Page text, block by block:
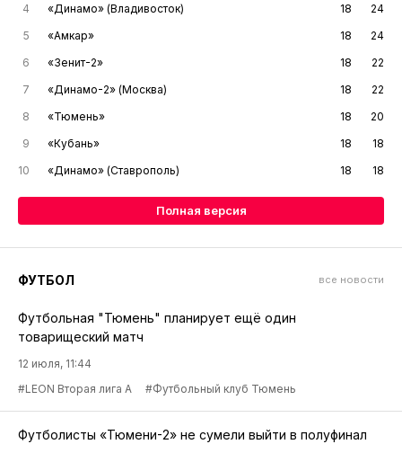
4
«Динамо» (Владивосток) 18
24
5
«Амкар» 18
24
6
«Зенит-2» 18
22
7
«Динамо-2» (Москва) 18
22
8
«Тюмень» 18
20
9
«Кубань» 18
18
10
«Динамо» (Ставрополь) 18 18
Полная версия
ФУТБОЛ все новости
Футбольная "Тюмень" планирует ещё один
товарищеский матч
12 июля, 11:44
#LEON Вторая лига А
#Футбольный клуб Тюмень
Футболисты «Тюмени-2» не сумели выйти в полуфинал